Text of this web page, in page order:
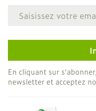
Adresse mail
En cliquant sur
newsletter et acceptez